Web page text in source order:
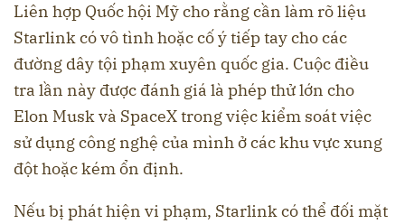
Liên hợp Quốc hội Mỹ cho rằng cần làm rõ liệu
Starlink có vô tình hoặc cố ý tiếp tay cho các
đường dây tội phạm xuyên quốc gia. Cuộc điều
tra lần này được đánh giá là phép thử lớn cho
Elon Musk và SpaceX trong việc kiểm soát việc
sử dụng công nghệ của mình ở các khu vực xung
đột hoặc kém ổn định.
Nếu bị phát hiện vi phạm, Starlink có thể đối mặt